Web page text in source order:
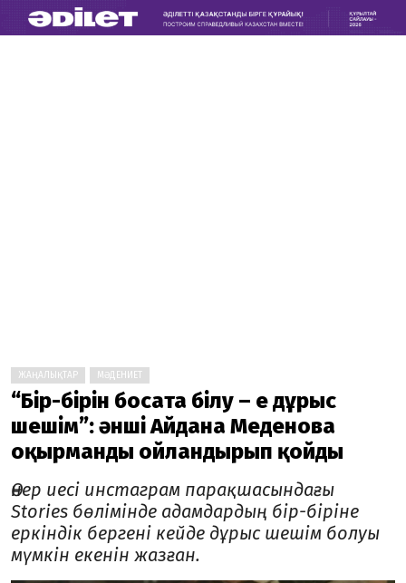
ЖАҢАЛЫҚТАР МӘДЕНИЕТ
“Бір-бірін босата білу – ең дұрыс
шешім”: әнші Айдана Меденова
оқырманды ойландырып қойды
Өнер иесі инстаграм парақшасындағы
Stories бөлімінде адамдардың бір-біріне
еркіндік бергені кейде дұрыс шешім болуы
мүмкін екенін жазған.